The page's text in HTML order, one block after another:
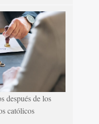
después de los
católicos